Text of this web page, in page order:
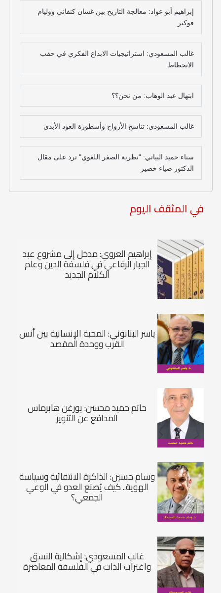
إبراهيم أبو عواد: معالجة التاريخ بين غسان كنفاني ووليام
فوكنر
غالب المسعودي: استراتيجيات الابداع الفكري في حقب
الانحطاط
ابتهال عبد الوهاب: من نحن؟؟
غالب المسعودي: تناسخ الأرواح وأسطورة العود الأبدي
سناء حميد البياتي: "نظرية الصفر اللغوي" ترد على مقال
الدكتور ضياء خضير
في المثقف اليوم
إبراهيم العروي: مدخل إلى مشروع عبد
الجبار الرفاعي في فلسفة الدين وعلم
الكلام الجديد
ياسر البتانوني: المحبة الإنسانية بين أنس
القرب ووحدة المقصد
حاتم حميد محسن: يورغن هابرماس
المدافع عن التنوير
وسام حسين: الذاكرة الانتقائية وسياسة
الهوية.. كيف يُصنع العدو في الوعي
الجمعي؟
غالب المسعودي: إشكالية النسق
واغتراب الذات في الفلسفة المعاصرة